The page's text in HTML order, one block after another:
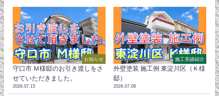
お知らせ
守口市 Ｍ様邸のお引き渡しをさ
せていただきました。
2026.07.15
施工実績紹介
外壁塗装 施工例 東淀川区（Ｋ様
邸）
2026.07.08